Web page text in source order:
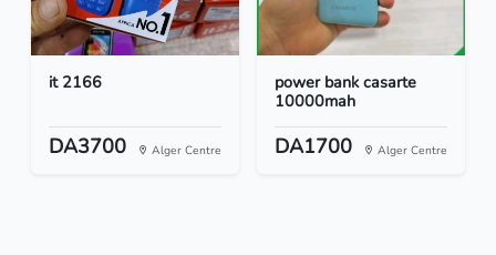
it 2166
DA3700 Alger Centre
power bank casarte
10000mah
DA1700 Alger Centre